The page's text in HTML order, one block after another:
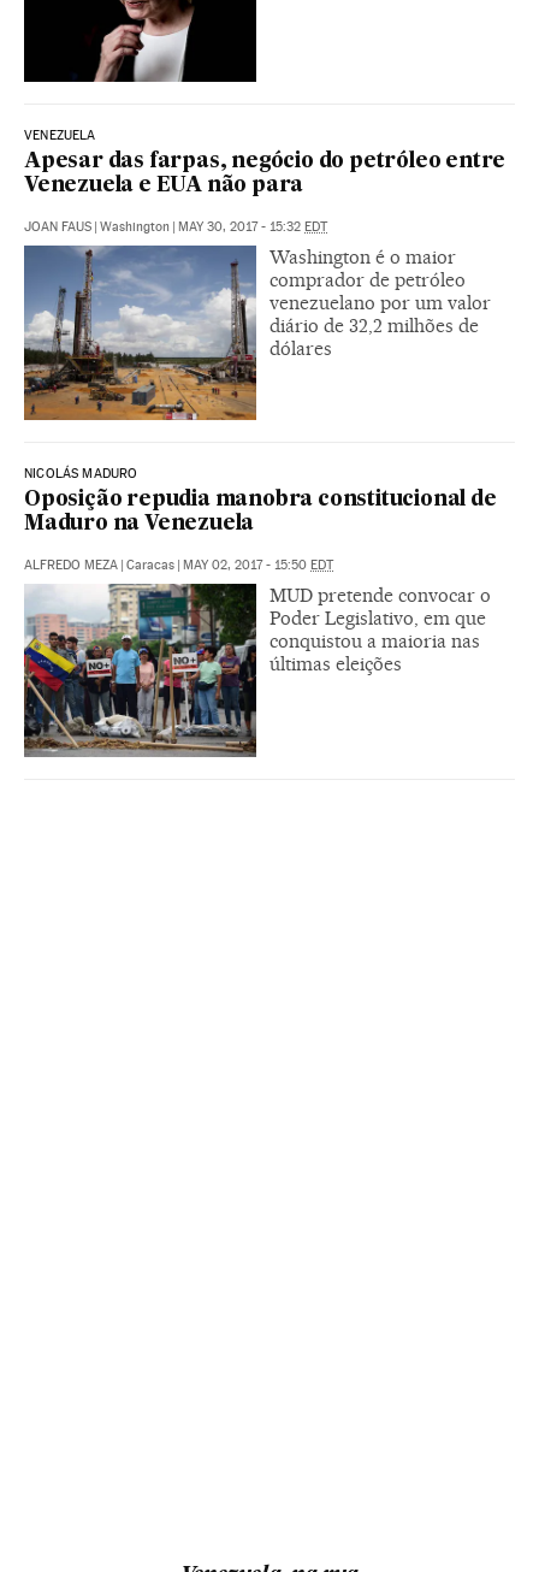
VENEZUELA
Apesar das farpas, negócio do petróleo entre
Venezuela e EUA não para
JOAN FAUS | Washington | MAY 30, 2017 - 15:32 EDT
Washington é o maior
comprador de petróleo
venezuelano por um valor
diário de 32,2 milhões de
dólares
NICOLÁS MADURO
Oposição repudia manobra constitucional de
Maduro na Venezuela
ALFREDO MEZA | Caracas | MAY 02, 2017 - 15:50 EDT
MUD pretende convocar o
Poder Legislativo, em que
conquistou a maioria nas
últimas eleições